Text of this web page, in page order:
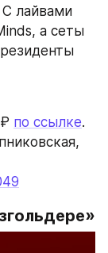
С лайвами
а сеты
по ссылке.